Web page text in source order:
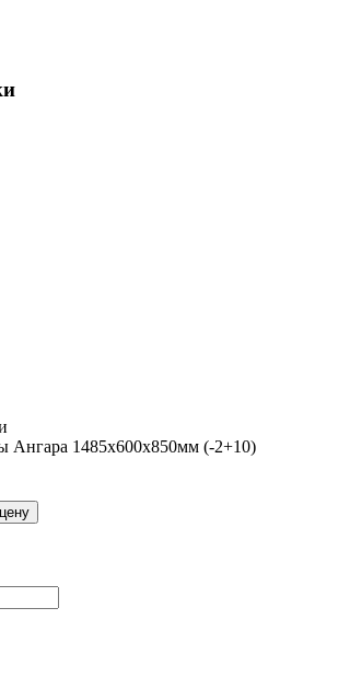
Ангара 1485х600х850мм (-2+10)